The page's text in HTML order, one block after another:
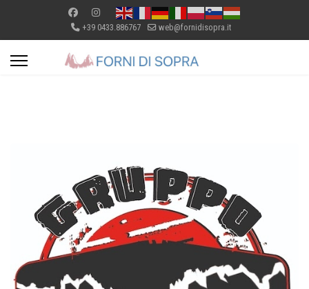
+39 0433.886767 web@fornidisopra.it